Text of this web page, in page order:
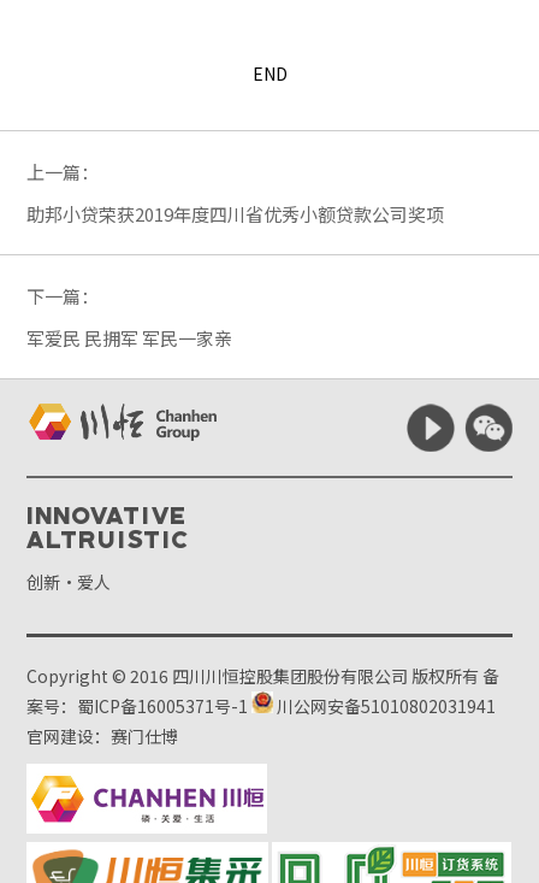
END
上一篇：
助邦小贷荣获2019年度四川省优秀小额贷款公司奖项
下一篇：
军爱民 民拥军 军民一家亲
Innovative
Altruistic
创新·爱人
Copyright © 2016 四川川恒控股集团股份有限公司 版权所有备
案号：蜀ICP备16005371号-1
川公网安备51010802031941
官网建设：赛门仕博